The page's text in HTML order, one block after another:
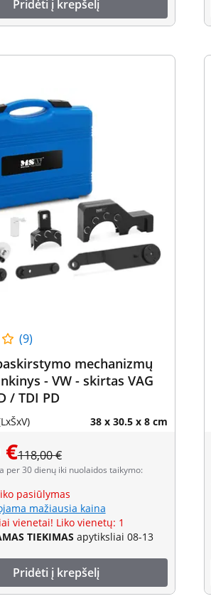
Pridėti į krepšelį
(9)
mechanizmų
- VW - skirtas VAG
/ TDI PD
38 x 30.5 x 8 cm
€118,00 €
per 30 dienų iki nuolaidos taikymo:
pasiūlymas
mažiausia kaina
vienetai! Liko vienetų: 1
TIEKIMAS apytiksliai 08-13
Pridėti į krepšelį